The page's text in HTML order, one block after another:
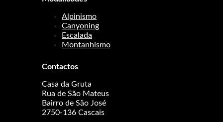
Alpinismo
Canyoning
Escalada
Montanhismo
Contactos
Casa da Gruta
Rua de São Mateus
Bairro de São José
2750-136 Cascais